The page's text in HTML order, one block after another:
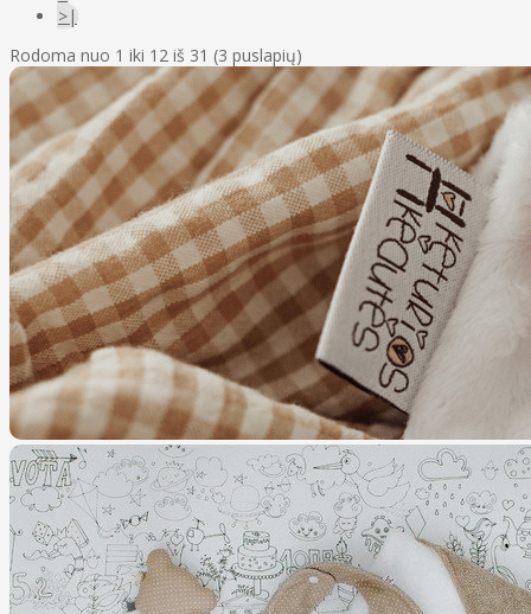
>|
Rodoma nuo 1 iki 12 iš 31 (3 puslapių)